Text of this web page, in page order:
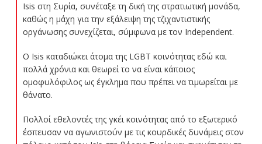
Isis στη Συρία, συνέταξε τη δική της στρατιωτική μονάδα,
καθώς η μάχη για την εξάλειψη της τζιχαντιστικής
οργάνωσης συνεχίζεται, σύμφωνα με τον Independent.
Ο Isis καταδιώκει άτομα της LGBT κοινότητας εδώ και
πολλά χρόνια και θεωρεί το να είναι κάποιος
ομοφυλόφιλος ως έγκλημα που πρέπει να τιμωρείται με
θάνατο.
Πολλοί εθελοντές της γκέι κοινότητας από το εξωτερικό
έσπευσαν να αγωνιστούν με τις κουρδικές δυνάμεις στον